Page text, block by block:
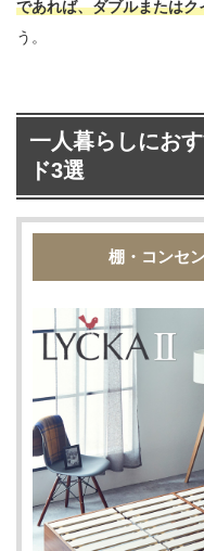
であれば、ダブルまたは
う。
一人暮らしにお
ド3選
棚・コンセ